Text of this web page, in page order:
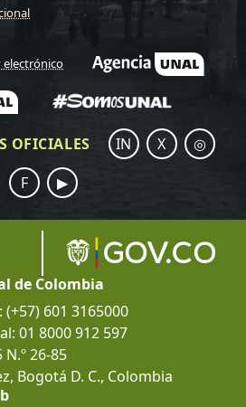
electrónico
OFICIALES IN X
◎
F
▶
de Colombia
601 3165000
01 8000 912 597
26-85
Bogotá D. C., Colombia